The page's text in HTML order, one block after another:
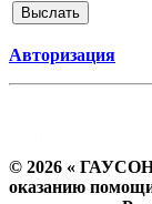
Авторизация
© 2026 «
оказанию помощи